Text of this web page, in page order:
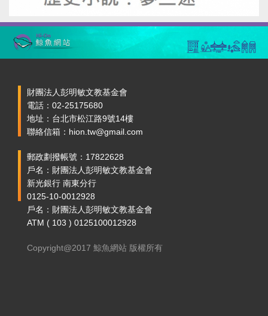
財團法人彭明敏文教基金會
電話：02-25175680
地址：台北市松江路9號14樓
聯絡信箱：hion.tw@gmail.com
郵政劃撥帳號：17822628
戶名：財團法人彭明敏文教基金會
新光銀行 南東分行
0125-10-0012928
戶名：財團法人彭明敏文教基金會
ATM ( 103 ) 0125100012928
Copyright@2017 鯨魚網站 版權所有